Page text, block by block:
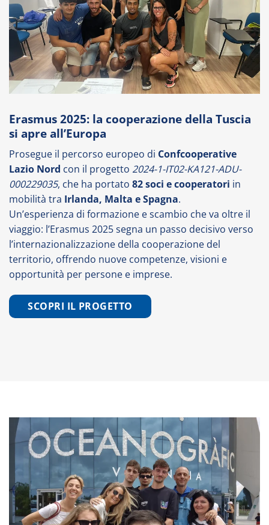
Erasmus 2025: la cooperazione della Tuscia
si apre all’Europa
Prosegue il percorso europeo di Confcooperative
Lazio Nord con il progetto 2024-1-IT02-KA121-ADU-
000229035, che ha portato 82 soci e cooperatori in
mobilità tra Irlanda, Malta e Spagna.
Un’esperienza di formazione e scambio che va oltre il
viaggio: l’Erasmus 2025 segna un passo decisivo verso
l’internazionalizzazione della cooperazione del
territorio, offrendo nuove competenze, visioni e
opportunità per persone e imprese.
SCOPRI IL PROGETTO